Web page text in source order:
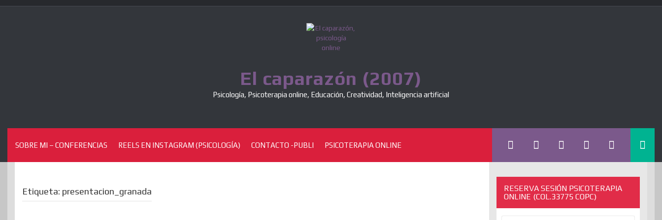
Skip
El caparazón (2007)
Psicología, Psicoterapia online, Educación, Creatividad, Inteligencia artificial
SOBRE MI – CONFERENCIAS REELS EN INSTAGRAM (PSICOLOGÍA) CONTACTO -PUBLI PSICOTERAPIA ONLINE
Etiqueta: presentacion_granada
RESERVA SESIÓN PSICOTERAPIA
ONLINE (COL.33775 COPC)